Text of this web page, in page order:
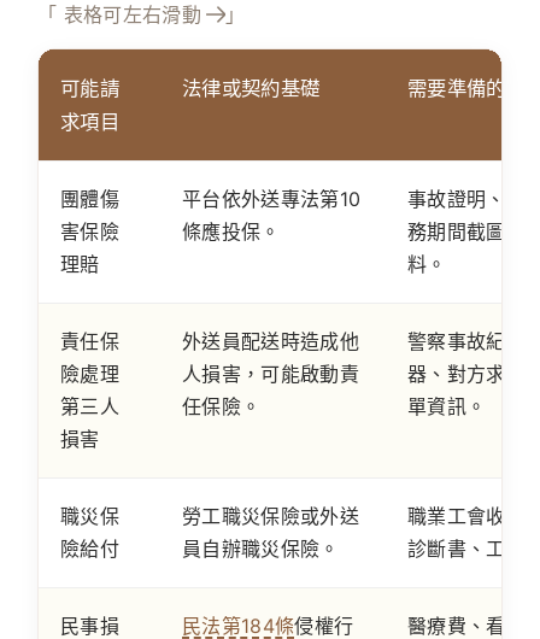
「 表格可左右滑動 」
可能請
求項目
法律或契約基礎 需要準備的證
團體傷
害保險
理賠
平台依外送專法第10
條應投保。
事故證明、診
務期間截圖、
料。
責任保
險處理
第三人
損害
外送員配送時造成他
人損害，可能啟動責
任保險。
警察事故紀錄
器、對方求償
單資訊。
職災保
險給付
勞工職災保險或外送
員自辦職災保險。
職業工會收據
診斷書、工作
民事損
民法第184條侵權行
醫療費、看護